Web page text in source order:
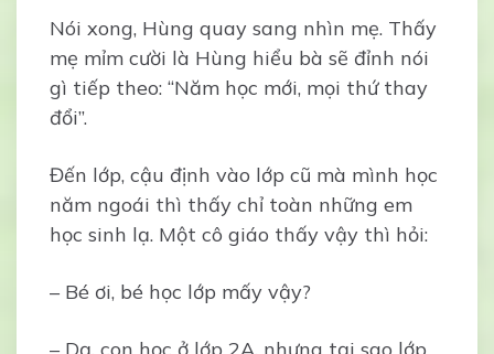
Nói xong, Hùng quay sang nhìn mẹ. Thấy
mẹ mỉm cười là Hùng hiểu bà sẽ đỉnh nói
gì tiếp theo: “Năm học mới, mọi thứ thay
đổi”.
Đến lớp, cậu định vào lớp cũ mà mình học
năm ngoái thì thấy chỉ toàn những em
học sinh lạ. Một cô giáo thấy vậy thì hỏi:
– Bé ơi, bé học lớp mấy vậy?